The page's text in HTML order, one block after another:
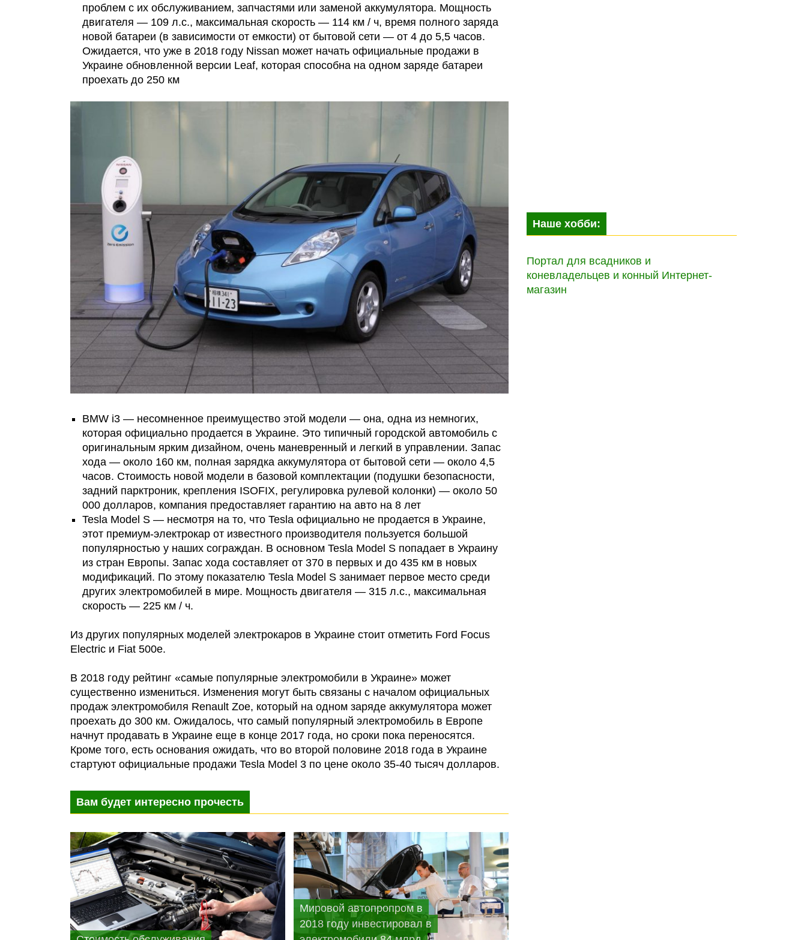
проблем с их обслуживанием, запчастями или заменой аккумулятора. Мощность
двигателя — 109 л.с., максимальная скорость — 114 км / ч, время полного заряда
новой батареи (в зависимости от емкости) от бытовой сети — от 4 до 5,5 часов.
Ожидается, что уже в 2018 году Nissan может начать официальные продажи в
Украине обновленной версии Leaf, которая способна на одном заряде батареи
проехать до 250 км
BMW i3 — несомненное преимущество этой модели — она, одна из немногих,
которая официально продается в Украине. Это типичный городской автомобиль с
оригинальным ярким дизайном, очень маневренный и легкий в управлении. Запас
хода — около 160 км, полная зарядка аккумулятора от бытовой сети — около 4,5
часов. Стоимость новой модели в базовой комплектации (подушки безопасности,
задний парктроник, крепления ISOFIX, регулировка рулевой колонки) — около 50
000 долларов, компания предоставляет гарантию на авто на 8 лет
Tesla Model S — несмотря на то, что Tesla официально не продается в Украине,
этот премиум-электрокар от известного производителя пользуется большой
популярностью у наших сограждан. В основном Tesla Model S попадает в Украину
из стран Европы. Запас хода составляет от 370 в первых и до 435 км в новых
модификаций. По этому показателю Tesla Model S занимает первое место среди
других электромобилей в мире. Мощность двигателя — 315 л.с., максимальная
скорость — 225 км / ч.
Из других популярных моделей электрокаров в Украине стоит отметить Ford Focus
Electric и Fiat 500e.
В 2018 году рейтинг «самые популярные электромобили в Украине» может
существенно измениться. Изменения могут быть связаны с началом официальных
продаж электромобиля Renault Zoe, который на одном заряде аккумулятора может
проехать до 300 км. Ожидалось, что самый популярный электромобиль в Европе
начнут продавать в Украине еще в конце 2017 года, но сроки пока переносятся.
Кроме того, есть основания ожидать, что во второй половине 2018 года в Украине
стартуют официальные продажи Tesla Model 3 по цене около 35-40 тысяч долларов.
Вам будет интересно прочесть
Мировой автопропром в
2018 году инвестировал в
Наше хобби:
Портал для всадников и
коневладельцев и конный Интернет-
магазин